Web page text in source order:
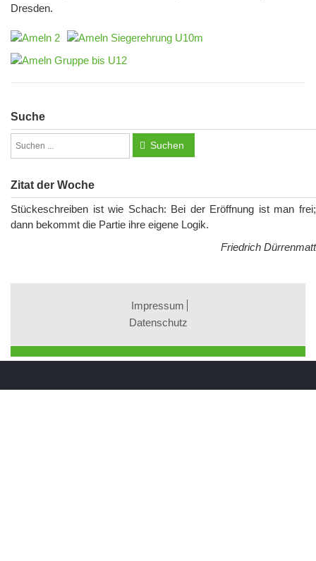
Dresden.
Suche
Suchen
Zitat der Woche
Stückeschreiben ist wie Schach: Bei der Eröffnung ist man frei;
dann bekommt die Partie ihre eigene Logik.
Friedrich Dürrenmatt
Impressum
Datenschutz